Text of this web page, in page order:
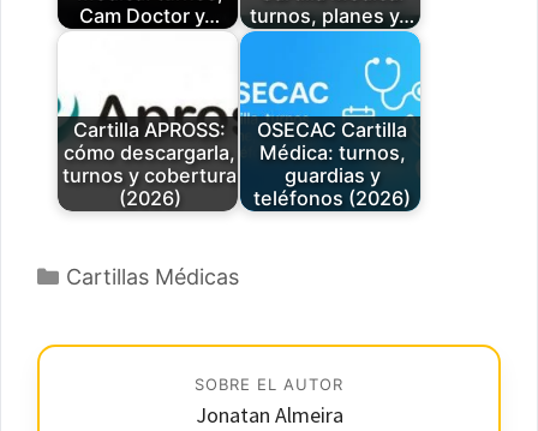
Cam Doctor y…
turnos, planes y…
Cartilla APROSS:
cómo descargarla,
turnos y cobertura
(2026)
OSECAC Cartilla
Médica: turnos,
guardias y
teléfonos (2026)
Categorías
Cartillas Médicas
SOBRE EL AUTOR
Jonatan Almeira